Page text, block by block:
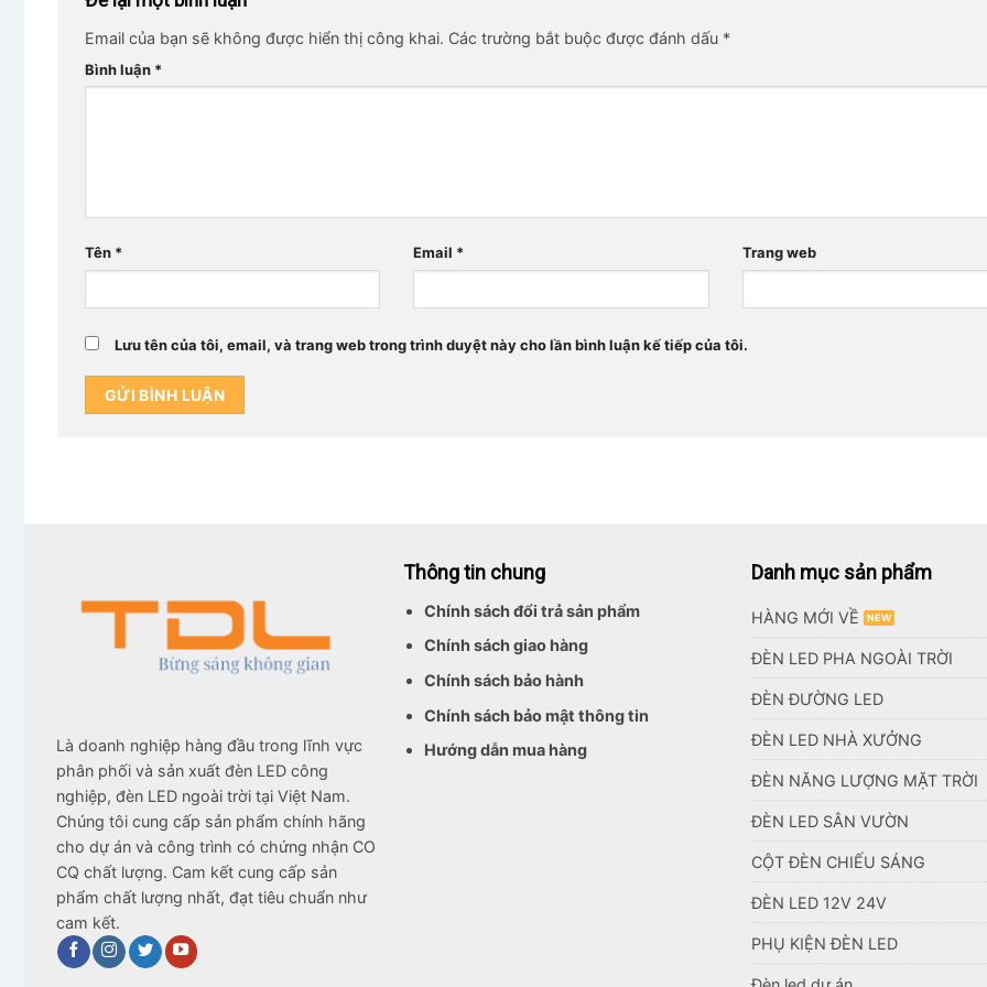
Email của bạn sẽ không được hiển thị công khai. Các trường bắt buộc được đánh dấu *
Bình luận *
Tên * Email * Trang web
Lưu tên của tôi, email, và trang web trong trình duyệt này cho lần bình luận kế tiếp của tôi.
Là doanh nghiệp hàng đầu trong lĩnh vực
phân phối và sản xuất đèn LED công
nghiệp, đèn LED ngoài trời tại Việt Nam.
Chúng tôi cung cấp sản phẩm chính hãng
cho dự án và công trình có chứng nhận CO
CQ chất lượng. Cam kết cung cấp sản
phẩm chất lượng nhất, đạt tiêu chuẩn như
cam kết.
Thông tin chung
Chính sách đổi trả sản phẩm
Chính sách giao hàng
Chính sách bảo hành
Chính sách bảo mật thông tin
Hướng dẫn mua hàng
Danh mục sản phẩm
HÀNG MỚI VỀ
ĐÈN LED PHA NGOÀI TRỜI
ĐÈN ĐƯỜNG LED
ĐÈN LED NHÀ XƯỞNG
ĐÈN NĂNG LƯỢNG MẶT TRỜI
ĐÈN LED SÂN VƯỜN
CỘT ĐÈN CHIẾU SÁNG
ĐÈN LED 12V 24V
PHỤ KIỆN ĐÈN LED